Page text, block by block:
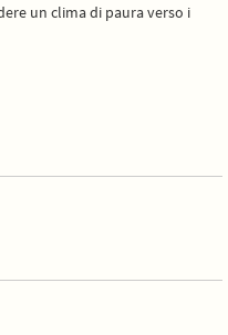
un clima di paura verso i